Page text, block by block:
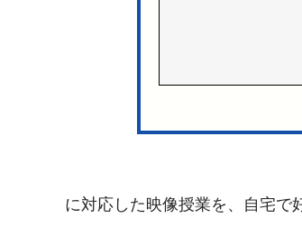
に対応した映像授業を、自宅で